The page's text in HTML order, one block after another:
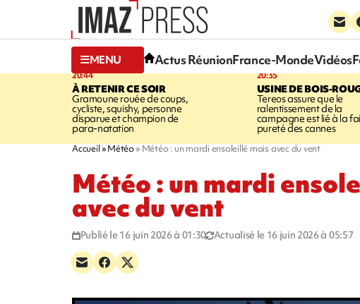
MENU Actus RéunionFrance-MondeVidéos
20:44
À RETENIR CE SOIR
Gramoune rouée de coups,
cycliste, squishy, personne
disparue et champion de
para-natation
20:35
USINE DE BOIS-
Tereos assure que le
ralentissement de la
campagne est lié à la
pureté des cannes
Accueil Météo Météo : un mardi ensoleillé mais avec du vent
Météo : un mardi
avec du vent
Publié le 16 juin 2026 à 01:30 Actualisé le 16 juin 2026 à 05:57